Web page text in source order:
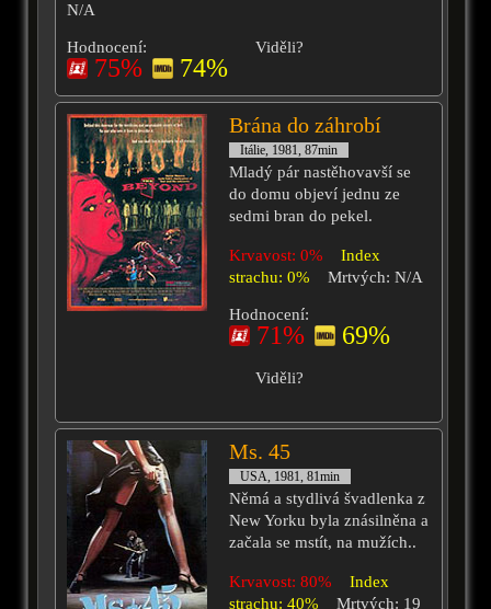
N/A
Hodnocení:
75% 74%
Viděli?
Brána do záhrobí
Itálie, 1981, 87min
Mladý pár nastěhovavší se
do domu objeví jednu ze
sedmi bran do pekel.
Krvavost: 0%
Index
strachu: 0%
Mrtvých: N/A
Hodnocení:
71% 69%
Viděli?
Ms. 45
USA, 1981, 81min
Němá a stydlivá švadlenka z
New Yorku byla znásilněna a
začala se mstít, na mužích..
Krvavost: 80%
Index
strachu: 40%
Mrtvých: 19